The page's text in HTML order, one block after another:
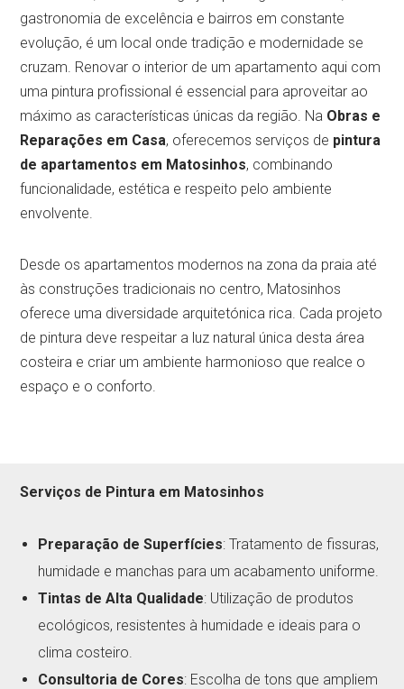
gastronomia de excelência e bairros em constante
evolução, é um local onde tradição e modernidade se
cruzam. Renovar o interior de um apartamento aqui com
uma pintura profissional é essencial para aproveitar ao
máximo as características únicas da região. Na Obras e
Reparações em Casa, oferecemos serviços de pintura
de apartamentos em Matosinhos, combinando
funcionalidade, estética e respeito pelo ambiente
envolvente.
Desde os apartamentos modernos na zona da praia até
às construções tradicionais no centro, Matosinhos
oferece uma diversidade arquitetónica rica. Cada projeto
de pintura deve respeitar a luz natural única desta área
costeira e criar um ambiente harmonioso que realce o
espaço e o conforto.
Serviços de Pintura em Matosinhos
Preparação de Superfícies: Tratamento de fissuras,
humidade e manchas para um acabamento uniforme.
Tintas de Alta Qualidade: Utilização de produtos
ecológicos, resistentes à humidade e ideais para o
clima costeiro.
Consultoria de Cores: Escolha de tons que ampliem